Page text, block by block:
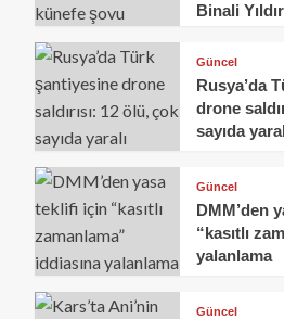
Binali
Güncel
Rusya’da
drone
sayıda
Güncel
DMM’den
“kasıtlı
yalanlama
Güncel